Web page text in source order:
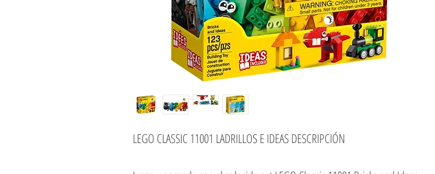
LEGO CLASSIC 11001 LADRILLOS E IDEAS DESCRIPCIÓN